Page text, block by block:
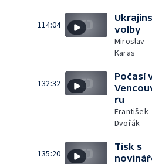
114:04
volby
Miroslav
Karas
132:32
Počasí
ru
František
Dvořák
135:20
Tisk s